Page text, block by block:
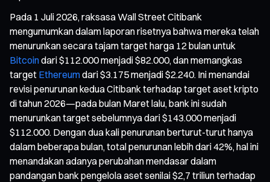
Pada 1 Juli 2026, raksasa Wall Street Citibank
mengumumkan dalam laporan risetnya bahwa mereka telah
menurunkan secara tajam target harga 12 bulan untuk
Bitcoindari $112.000 menjadi $82.000, dan memangkas
target Ethereumdari $3.175 menjadi $2.240. Ini menandai
revisi penurunan kedua Citibank terhadap target aset kripto
di tahun 2026—pada bulan Maret lalu, bank ini sudah
menurunkan target sebelumnya dari $143.000 menjadi
$112.000. Dengan dua kali penurunan berturut-turut hanya
dalam beberapa bulan, total penurunan lebih dari 42%, hal ini
menandakan adanya perubahan mendasar dalam
pandangan bank pengelola aset senilai $2,7 triliun terhadap